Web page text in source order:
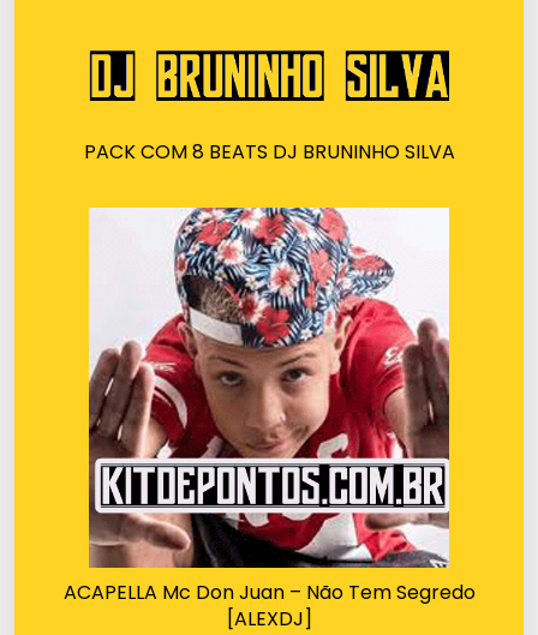
PACK COM 8 BEATS DJ BRUNINHO SILVA
ACAPELLA Mc Don Juan – Não Tem Segredo
[ALEXDJ]